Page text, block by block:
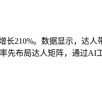
210%。数据显示，达
布局达人矩阵，通过AI